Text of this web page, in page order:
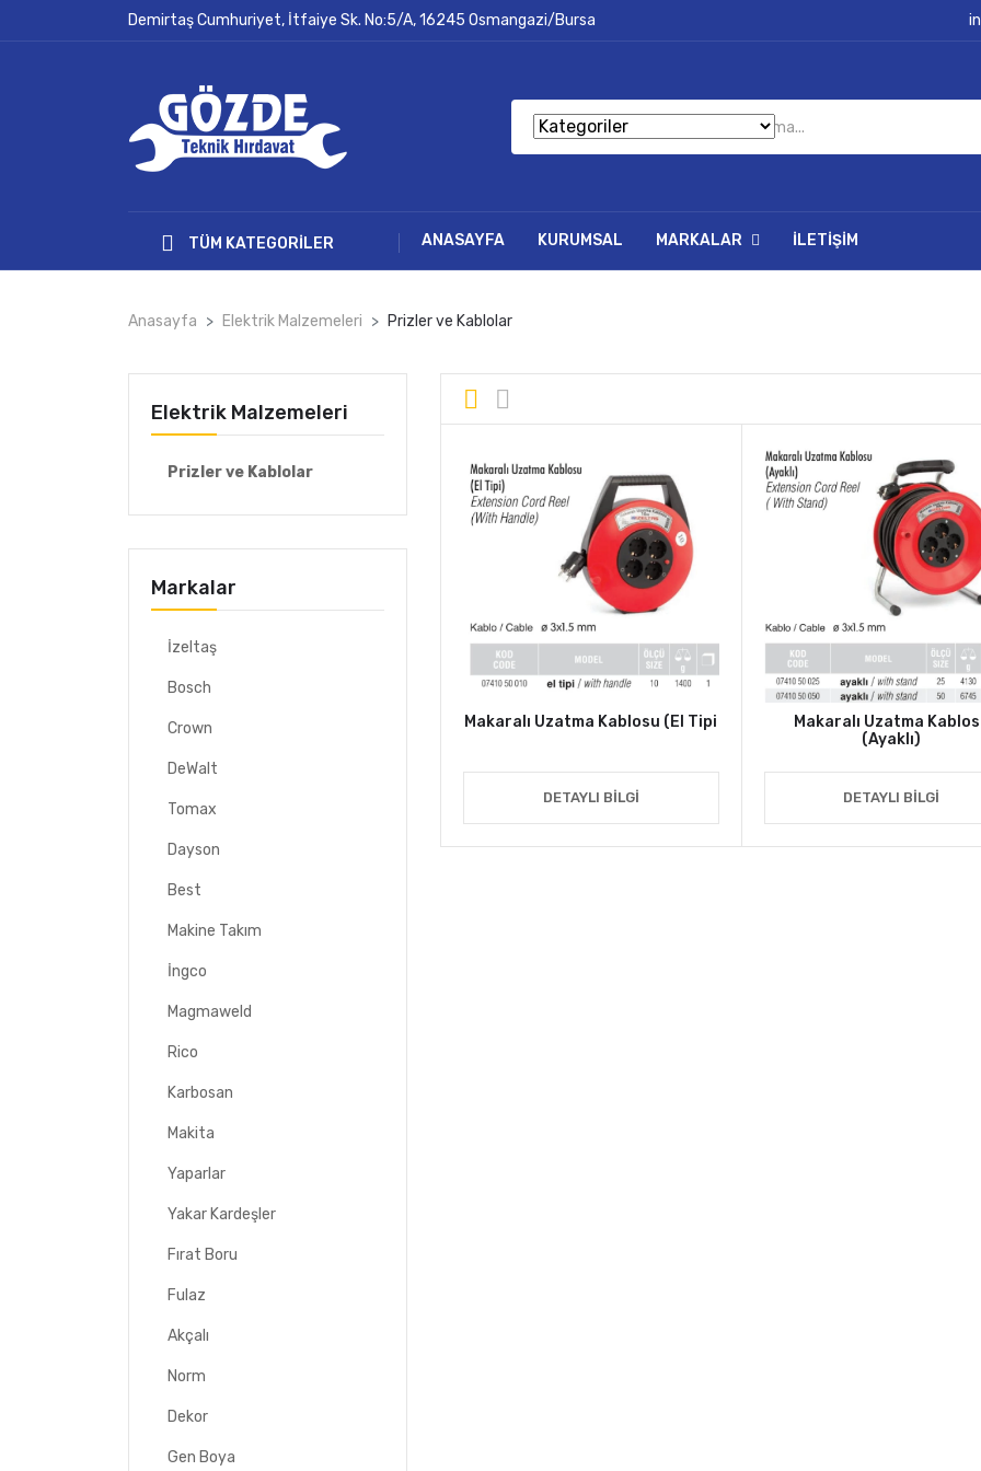
Demirtaş Cumhuriyet, İtfaiye Sk. No:5/A, 16245 Osmangazi/Bursa
TÜM KATEGORILER ANASAYFA KURUMSAL MARKALAR İLETIŞIM
Anasayfa Elektrik Malzemeleri Prizler ve Kablolar
Elektrik Malzemeleri
Prizler ve Kablolar
Markalar
İzeltaş
Bosch
Crown
DeWalt
Tomax
Dayson
Best
Makine Takım
İngco
Magmaweld
Rico
Karbosan
Makita
Yaparlar
Yakar Kardeşler
Fırat Boru
Fulaz
Akçalı
Norm
Dekor
Gen Boya
Makaralı Uzatma Kablosu (El Tipi
DETAYLI BILGI
Makaralı Uzatma
(Ayaklı)
DETAYLI BILGI